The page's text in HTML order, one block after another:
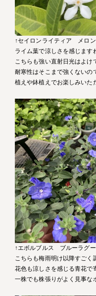
↑セイロンライティア メロ
ライム葉で涼しさを感じます
こちらも強い直射日光はよけ
耐寒性はそこまで強くないの
植えや鉢植えでお楽しみいた
↑エボルブルス ブルーラグ
こちらも梅雨明け以降すごく
花色も涼しさを感じる青花で
一株でも株張りがよく見事な